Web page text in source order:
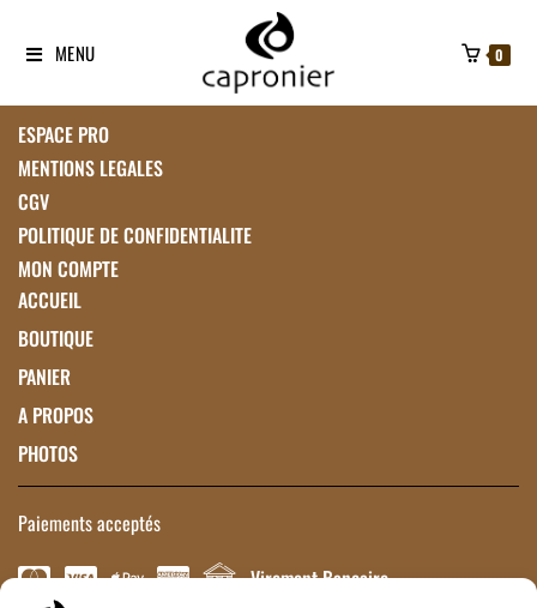
MENU 0
ESPACE PRO
MENTIONS LEGALES
CGV
POLITIQUE DE CONFIDENTIALITE
MON COMPTE
ACCUEIL
BOUTIQUE
PANIER
A PROPOS
PHOTOS
Paiements acceptés
Virement Bancaire